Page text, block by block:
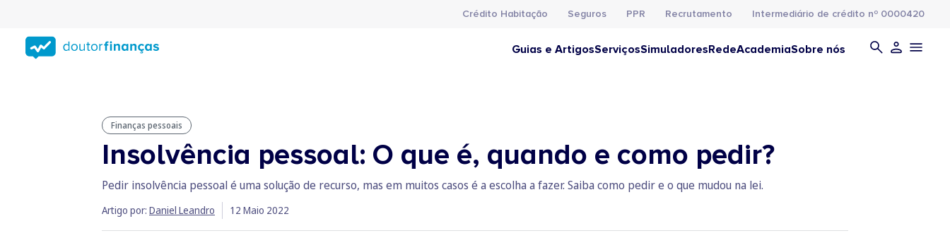
conteúdo
principal
Crédito Habitação Seguros PPR Recrutamento Intermediário de crédito nº 0000420
Guias e ArtigosServiçosSimuladoresRedeAcademiaSobre nós
Finanças pessoais
Insolvência pessoal: O que é, quando e como pedir?
Pedir insolvência pessoal é uma solução de recurso, mas em muitos casos é a escolha a fazer. Saiba como pedir e o que mudou na lei.
Artigo por: Daniel Leandro 12 Maio 2022